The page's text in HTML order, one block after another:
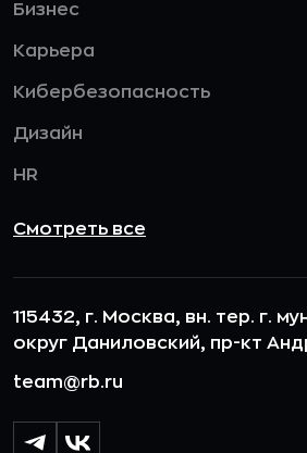
Бизнес
Карьера
Кибербезопасность
Дизайн
HR
Смотреть все
115432, г. Москва, вн. тер. г.
округ Даниловский, пр-кт
team@rb.ru